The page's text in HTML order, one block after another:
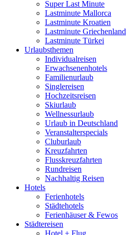
Super Last Minute
Lastminute Mallorca
Lastminute Kroatien
Lastminute Griechenland
Lastminute Türkei
Urlaubsthemen
Individualreisen
Erwachsenenhotels
Familienurlaub
Singlereisen
Hochzeitsreisen
Skiurlaub
Wellnessurlaub
Urlaub in Deutschland
Veranstalterspecials
Cluburlaub
Kreuzfahrten
Flusskreuzfahrten
Rundreisen
Nachhaltig Reisen
Hotels
Ferienhotels
Städtehotels
Ferienhäuser & Fewos
Städtereisen
Hotel + Flug